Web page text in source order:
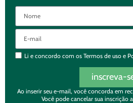
Li e concordo com os Termos de uso e
inscreva-
Ao inserir seu e-mail, você concorda em
Você pode cancelar sua inscrição